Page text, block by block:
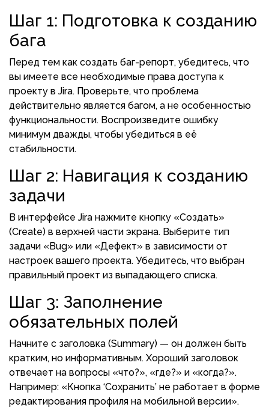
Шаг 1: Подготовка к созданию
бага
Перед тем как создать баг-репорт, убедитесь, что
вы имеете все необходимые права доступа к
проекту в Jira. Проверьте, что проблема
действительно является багом, а не особенностью
функциональности. Воспроизведите ошибку
минимум дважды, чтобы убедиться в её
стабильности.
Шаг 2: Навигация к созданию
задачи
В интерфейсе Jira нажмите кнопку «Создать»
(Create) в верхней части экрана. Выберите тип
задачи «Bug» или «Дефект» в зависимости от
настроек вашего проекта. Убедитесь, что выбран
правильный проект из выпадающего списка.
Шаг 3: Заполнение
обязательных полей
Начните с заголовка (Summary) — он должен быть
кратким, но информативным. Хороший заголовок
отвечает на вопросы «что?», «где?» и «когда?».
Например: «Кнопка ‘Сохранить’ не работает в форме
редактирования профиля на мобильной версии».